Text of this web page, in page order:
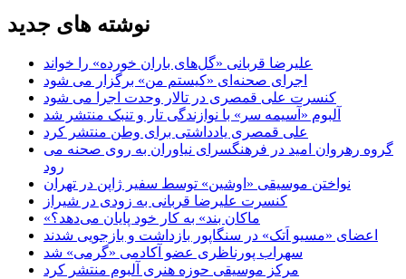
نوشته های جدید
علیرضا قربانی «گل‌های باران خورده» را خواند
اجرای صحنه‌ای «کیستم من» برگزار می شود
کنسرت علی قمصری در تالار وحدت اجرا می شود
آلبوم «آسیمه سر» با نوازندگی تار و تنبک منتشر شد
علی قمصری یادداشتی برای وطن منتشر کرد
گروه رهروان امید در فرهنگسرای نیاوران به روی صحنه می
رود
نواختن موسیقی «اوشین» توسط سفیر ژاپن در تهران
کنسرت علیرضا قربانی به زودی در شیراز
«ماکان بند» به کار خود پایان می‌دهد؟
اعضای «مسیو اَتک» در سنگاپور بازداشت و بازجویی شدند
سهراب پورناظری عضو آکادمی «گرمی» شد
مرکز موسیقی حوزه هنری آلبوم منتشر کرد